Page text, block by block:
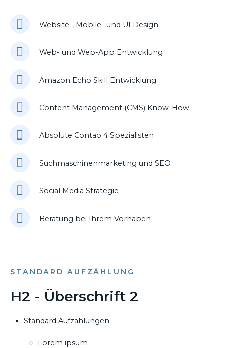
Website-, Mobile- und UI Design
Web- und Web-App Entwicklung
Amazon Echo Skill Entwicklung
Content Management (CMS) Know-How
Absolute Contao 4 Spezialisten
Suchmaschinenmarketing und SEO
Social Media Strategie
Beratung bei Ihrem Vorhaben
STANDARD AUFZÄHLUNG
H2 - Überschrift 2
Standard Aufzählungen
Lorem ipsum